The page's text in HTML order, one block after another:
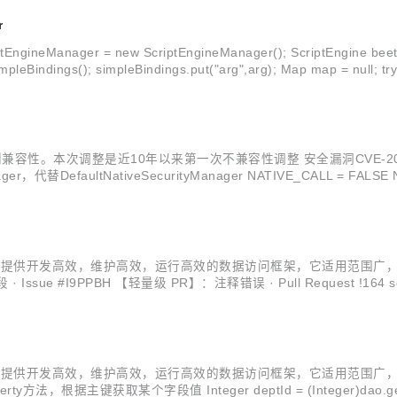
= new ScriptEngineManager(); ScriptEngine
容性。本次调整是近10年以来第一次不兼容性调整 安全漏洞
，代替DefaultNativeSecurityManager NATIVE_CALL =
供开发高效，维护高效，运行高效的数据访问框架，它适用范围广
· Issue #I9PPBH 【轻量级 PR】：注释错误 · Pull Request
供开发高效，维护高效，运行高效的数据访问框架，它适用范围广
根据主键获取某个字段值 Integer deptId =